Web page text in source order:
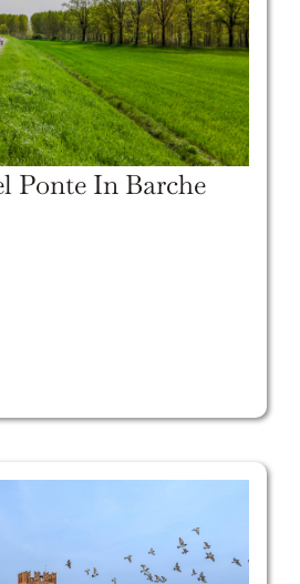
Ponte In Barche